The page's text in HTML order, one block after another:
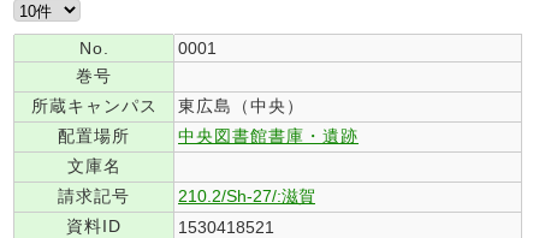
No.
0001
巻号
所蔵キャンパス
東広島（中央）
配置場所
中央図書館書庫・遺跡
文庫名
請求記号
210.2/Sh-27/:滋賀
資料ID
1530418521